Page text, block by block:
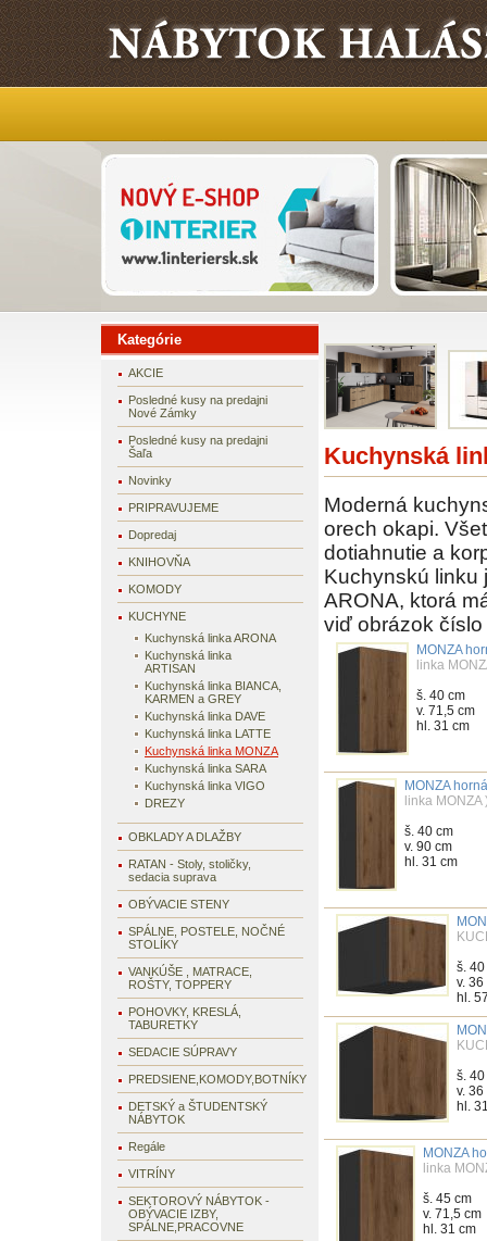
Kategórie
AKCIE
Posledné kusy na predajni
Nové Zámky
Posledné kusy na predajni
Šaľa
Novinky
PRIPRAVUJEME
Dopredaj
KNIHOVŇA
KOMODY
KUCHYNE
Kuchynská linka ARONA
Kuchynská linka
ARTISAN
Kuchynská linka BIANCA,
KARMEN a GREY
Kuchynská linka DAVE
Kuchynská linka LATTE
Kuchynská linka MONZA
Kuchynská linka SARA
Kuchynská linka VIGO
DREZY
OBKLADY A DLAŽBY
RATAN - Stoly, stoličky,
sedacia suprava
OBÝVACIE STENY
SPÁLNE, POSTELE, NOČNÉ
STOLÍKY
VANKÚŠE , MATRACE,
ROŠTY, TOPPERY
POHOVKY, KRESLÁ,
TABURETKY
SEDACIE SÚPRAVY
PREDSIENE,KOMODY,BOTNÍKY
DETSKÝ a ŠTUDENTSKÝ
NÁBYTOK
Regále
VITRÍNY
SEKTOROVÝ NÁBYTOK -
OBÝVACIE IZBY,
SPÁLNE,PRACOVNE
Kuchynská
Moderná
orech okapi.
dotiahnutie a
Kuchynskú linku
ARONA, ktorá
viď obrázok číslo
MONZA
linka
š. 40 cm
v. 71,5 cm
hl. 31 cm
MONZA
linka MONZA
š. 40 cm
v. 90 cm
hl. 31 cm
š.
v. 36
hl.
š.
v. 36
hl.
MONZA
linka
š. 45 cm
v. 71,5 cm
hl. 31 cm